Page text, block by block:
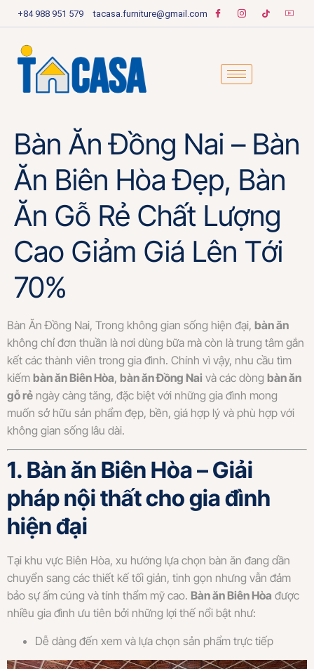
+84 988 951 579 tacasa.furniture@gmail.com
Bàn Ăn Đồng Nai – Bàn
Ăn Biên Hòa Đẹp, Bàn
Ăn Gỗ Rẻ Chất Lượng
Cao Giảm Giá Lên Tới
70%
Bàn Ăn Đồng Nai, Trong không gian sống hiện đại, bàn ăn
không chỉ đơn thuần là nơi dùng bữa mà còn là trung tâm gắn
kết các thành viên trong gia đình. Chính vì vậy, nhu cầu tìm
kiếm bàn ăn Biên Hòa, bàn ăn Đồng Nai và các dòng bàn ăn
gỗ rẻ ngày càng tăng, đặc biệt với những gia đình mong
muốn sở hữu sản phẩm đẹp, bền, giá hợp lý và phù hợp với
không gian sống lâu dài.
1. Bàn ăn Biên Hòa – Giải
pháp nội thất cho gia đình
hiện đại
Tại khu vực Biên Hòa, xu hướng lựa chọn bàn ăn đang dần
chuyển sang các thiết kế tối giản, tinh gọn nhưng vẫn đảm
bảo sự ấm cúng và tính thẩm mỹ cao. Bàn ăn Biên Hòa được
nhiều gia đình ưu tiên bởi những lợi thế nổi bật như:
Dễ dàng đến xem và lựa chọn sản phẩm trực tiếp